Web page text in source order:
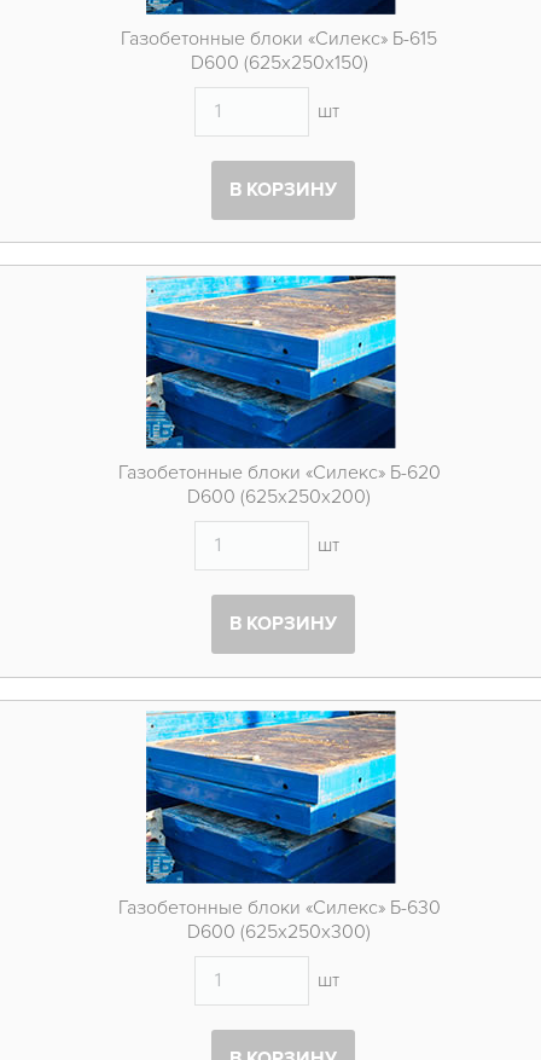
Газобетонные блоки «Силекс» Б-615
D600 (625х250х150)
шт
В КОРЗИНУ
Газобетонные блоки «Силекс» Б-620
D600 (625х250х200)
шт
В КОРЗИНУ
Газобетонные блоки «Силекс» Б-630
D600 (625х250х300)
шт